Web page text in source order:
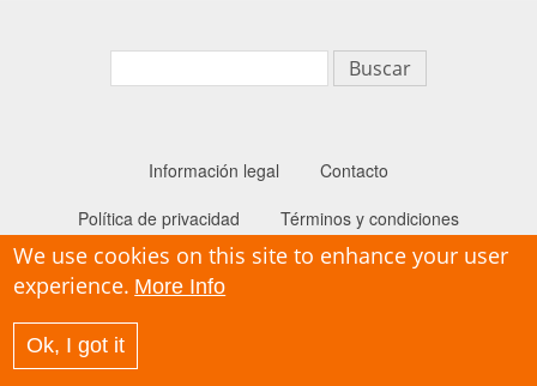
Secondary
Información legal
Contacto
Política de privacidad
Términos y condiciones
We use cookies on this site to enhance your user
experience. More Info
Ok, I got it